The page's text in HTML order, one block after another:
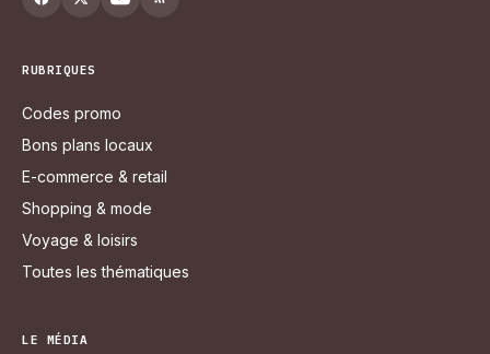
RUBRIQUES
Codes promo
Bons plans locaux
E-commerce & retail
Shopping & mode
Voyage & loisirs
Toutes les thématiques
LE MÉDIA